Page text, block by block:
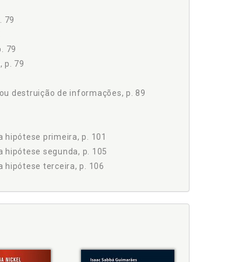
85
eletrônico, cartões de crédito e cartões
de informações, p. 89
79
79
p. 79
destruição de informações, p. 89
primeira, p. 101
segunda, p. 105
hipótese terceira, p. 106